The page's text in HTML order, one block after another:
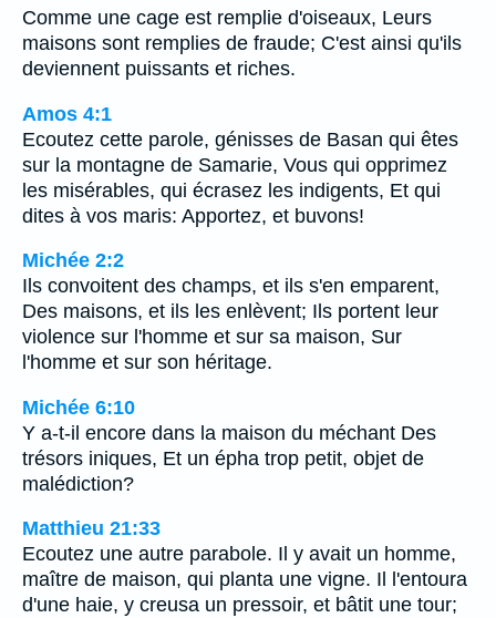
Comme une cage est remplie d'oiseaux, Leurs
maisons sont remplies de fraude; C'est ainsi qu'ils
deviennent puissants et riches.
Amos 4:1
Ecoutez cette parole, génisses de Basan qui êtes
sur la montagne de Samarie, Vous qui opprimez
les misérables, qui écrasez les indigents, Et qui
dites à vos maris: Apportez, et buvons!
Michée 2:2
Ils convoitent des champs, et ils s'en emparent,
Des maisons, et ils les enlèvent; Ils portent leur
violence sur l'homme et sur sa maison, Sur
l'homme et sur son héritage.
Michée 6:10
Y a-t-il encore dans la maison du méchant Des
trésors iniques, Et un épha trop petit, objet de
malédiction?
Matthieu 21:33
Ecoutez une autre parabole. Il y avait un homme,
maître de maison, qui planta une vigne. Il l'entoura
d'une haie, y creusa un pressoir, et bâtit une tour;